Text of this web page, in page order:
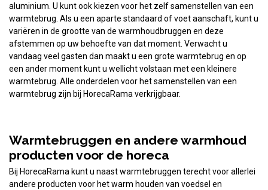
aluminium. U kunt ook kiezen voor het zelf samenstellen van een
warmtebrug. Als u een aparte standaard of voet aanschaft, kunt u
variëren in de grootte van de warmhoudbruggen en deze
afstemmen op uw behoefte van dat moment. Verwacht u
vandaag veel gasten dan maakt u een grote warmtebrug en op
een ander moment kunt u wellicht volstaan met een kleinere
warmtebrug. Alle onderdelen voor het samenstellen van een
warmtebrug zijn bij HorecaRama verkrijgbaar.
Warmtebruggen en andere warmhoud
producten voor de horeca
Bij HorecaRama kunt u naast warmtebruggen terecht voor allerlei
andere producten voor het warm houden van voedsel en